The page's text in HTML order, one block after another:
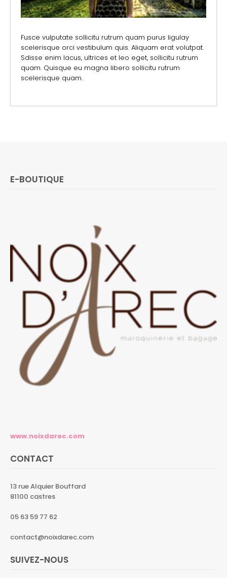
Fusce vulputate sollicitu rutrum quam purus ligulay
scelerisque orci vestibulum quis. Aliquam erat volutpat.
Sdisse enim lacus, ultrices et leo eget, sollicitu rutrum
quam. Quisque eu magna libero sollicitu rutrum
scelerisque quam.
E-BOUTIQUE
www.noixdarec.com
CONTACT
13 rue Alquier Bouffard
81100 castres
05 63 59 77 62
contact@noixdarec.com
SUIVEZ-NOUS